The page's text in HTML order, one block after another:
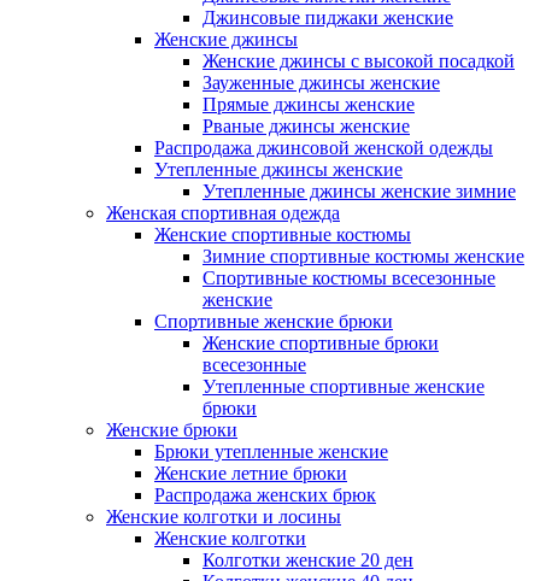
Джинсовые пиджаки женские
Женские джинсы
Женские джинсы с высокой посадкой
Зауженные джинсы женские
Прямые джинсы женские
Рваные джинсы женские
Распродажа джинсовой женской одежды
Утепленные джинсы женские
Утепленные джинсы женские зимние
Женская спортивная одежда
Женские спортивные костюмы
Зимние спортивные костюмы женские
Спортивные костюмы всесезонные
женские
Спортивные женские брюки
Женские спортивные брюки
всесезонные
Утепленные спортивные женские
брюки
Женские брюки
Брюки утепленные женские
Женские летние брюки
Распродажа женских брюк
Женские колготки и лосины
Женские колготки
Колготки женские 20 ден